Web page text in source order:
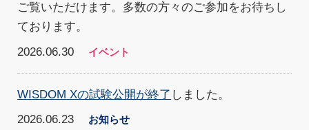
ご覧いただけます。多数の方々のご参加をお待ちし
ております。
2026.06.30
イベント
WISDOM Xの試験公開が終了 しました。
2026.06.23
お知らせ